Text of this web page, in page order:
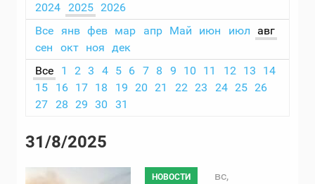
2024
2025
2026
Все янв фев мар апр Май июн июл
авг
сен
окт ноя дек
Все
1 2 3 4 5 6 7 8 9 10 11 12 13
14
15
16 17 18 19 20 21 22 23 24 25 26
27
28 29 30 31
31/8/2025
НОВОСТИ
вс,